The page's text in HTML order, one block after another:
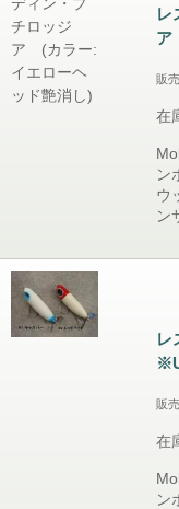
レ
ア
販
在
ン
ウ
ン
レ
販
在
ン